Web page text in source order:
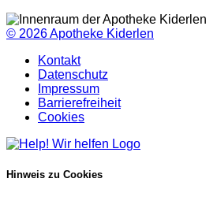
© 2026Apotheke Kiderlen
Kontakt
Datenschutz
Impressum
Barrierefreiheit
Cookies
Hinweis zu Cookies